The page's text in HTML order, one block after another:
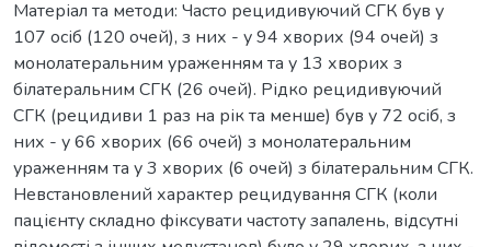
Матеріал та методи: Часто рецидивуючий СГК був у
107 осіб (120 очей), з них - у 94 хворих (94 очей) з
монолатеральним ураженням та у 13 хворих з
білатеральним СГК (26 очей). Рідко рецидивуючий
СГК (рецидиви 1 раз на рік та менше) був у 72 осіб, з
них - у 66 хворих (66 очей) з монолатеральним
ураженням та у 3 хворих (6 очей) з білатеральним СГК.
Невстановлений характер рецидування СГК (коли
пацієнту складно фіксувати частоту запалень, відсутні